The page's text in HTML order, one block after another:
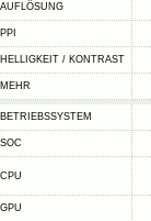
AUFLÖSUNG
PPI
HELLIGKEIT / KONTRAST
MEHR
BETRIEBSSYSTEM
SOC
CPU
GPU